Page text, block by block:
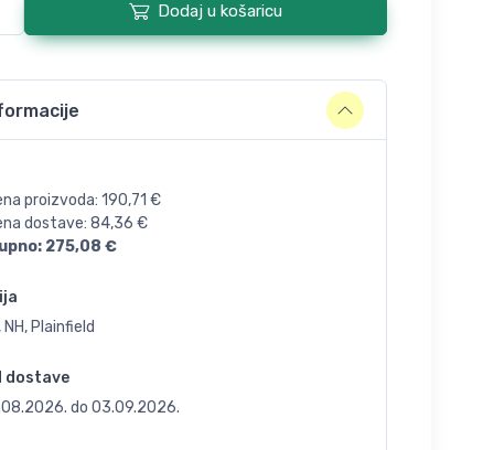
Dodaj u košaricu
proizvoda: 190,71 €
dostave: 84,36 €
275,08 €
NH, Plainfield
dostave
do 03.09.2026.